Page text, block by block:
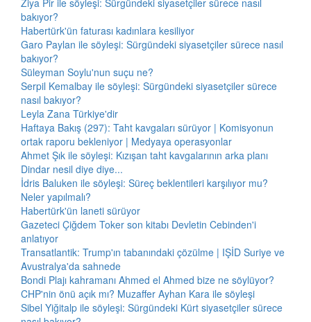
Ziya Pir ile söyleşi: Sürgündeki siyasetçiler sürece nasıl
bakıyor?
Habertürk'ün faturası kadınlara kesiliyor
Garo Paylan ile söyleşi: Sürgündeki siyasetçiler sürece nasıl
bakıyor?
Süleyman Soylu'nun suçu ne?
Serpil Kemalbay ile söyleşi: Sürgündeki siyasetçiler sürece
nasıl bakıyor?
Leyla Zana Türkiye'dir
Haftaya Bakış (297): Taht kavgaları sürüyor | Komisyonun
ortak raporu bekleniyor | Medyaya operasyonlar
Ahmet Şık ile söyleşi: Kızışan taht kavgalarının arka planı
Dindar nesil diye diye...
İdris Baluken ile söyleşi: Süreç beklentileri karşılıyor mu?
Neler yapılmalı?
Habertürk'ün laneti sürüyor
Gazeteci Çiğdem Toker son kitabı Devletin Cebinden'i
anlatıyor
Transatlantik: Trump'ın tabanındaki çözülme | IŞİD Suriye ve
Avustralya'da sahnede
Bondi Plajı kahramanı Ahmed el Ahmed bize ne söylüyor?
CHP'nin önü açık mı? Muzaffer Ayhan Kara ile söyleşi
Sibel Yiğitalp ile söyleşi: Sürgündeki Kürt siyasetçiler sürece